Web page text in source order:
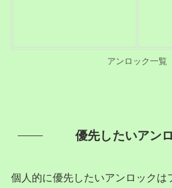
アンロック一覧
優先したいアン
個人的に優先したいアンロックは